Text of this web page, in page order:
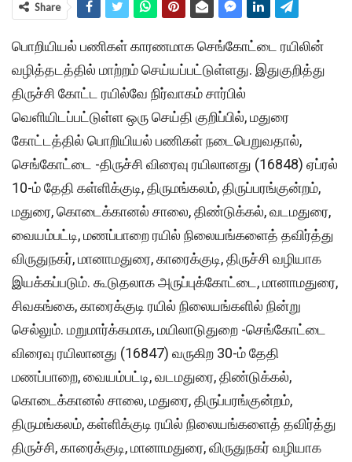
Share
பொறியியல் பணிகள் காரணமாக செங்கோட்டை ரயிலின்
வழித்தடத்தில் மாற்றம் செய்யப்பட்டுள்ளது. இதுகுறித்து
திருச்சி கோட்ட ரயில்வே நிர்வாகம் சார்பில்
வெளியிடப்பட்டுள்ள ஒரு செய்தி குறிப்பில், மதுரை
கோட்டத்தில் பொறியியல் பணிகள் நடைபெறுவதால்,
செங்கோட்டை -திருச்சி விரைவு ரயிலானது (16848) ஏப்ரல்
10-ம் தேதி கள்ளிக்குடி, திருமங்கலம், திருப்பரங்குன்றம்,
மதுரை, கொடைக்கானல் சாலை, திண்டுக்கல், வடமதுரை,
வையம்பட்டி, மணப்பாறை ரயில் நிலையங்களைத் தவிர்த்து
விருதுநகர், மானாமதுரை, காரைக்குடி, திருச்சி வழியாக
இயக்கப்படும். கூடுதலாக அருப்புக்கோட்டை, மானாமதுரை,
சிவகங்கை, காரைக்குடி ரயில் நிலையங்களில் நின்று
செல்லும். மறுமார்க்கமாக, மயிலாடுதுறை -செங்கோட்டை
விரைவு ரயிலானது (16847) வருகிற 30-ம் தேதி
மணப்பாறை, வையம்பட்டி, வடமதுரை, திண்டுக்கல்,
கொடைக்கானல் சாலை, மதுரை, திருப்பரங்குன்றம்,
திருமங்கலம், கள்ளிக்குடி ரயில் நிலையங்களைத் தவிர்த்து
திருச்சி, காரைக்குடி, மானாமதுரை, விருதுநகர் வழியாக